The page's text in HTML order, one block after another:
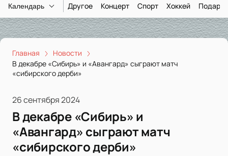
Календарь Другое Концерт Спорт Хоккей
Главная
Новости
В декабре «Сибирь» и «Авангард» сыграют матч
«сибирского дерби»
26 сентября 2024
В декабре «Сибирь» и
«Авангард» сыграют матч
«сибирского дерби»